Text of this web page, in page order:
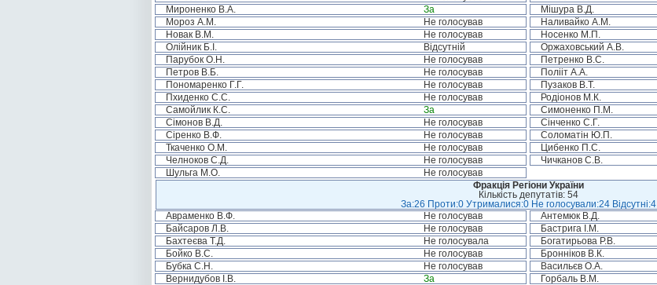
Мироненко В.А.
За Мішура В.Д.
Мороз А.М.
Не голосував Наливайко А.М.
Новак В.М.
Не голосував Носенко М.П.
Олійник Б.І.
Відсутній Оржаховський А.В.
Парубок О.Н.
Не голосував Петренко В.С.
Петров В.Б.
Не голосував Полііт А.А.
Пономаренко Г.Г.
Не голосував Пузаков В.Т.
Пхиденко С.С.
Не голосував Родіонов М.К.
Самойлик К.С.
За Симоненко П.М.
Сімонов В.Д.
Не голосував Сінченко С.Г.
Сіренко В.Ф.
Не голосував Соломатін Ю.П.
Ткаченко О.М.
Не голосував Цибенко П.С.
Челноков С.Д.
Не голосував Чичканов С.В.
Шульга М.О.
Не голосував
Фракція Регіони України
Кількість депутатів: 54
За:26 Проти:0 Утрималися:0 Не голосували:24 Відсутні:4
Авраменко В.Ф.
Не голосував Антемюк В.Д.
Байсаров Л.В.
Не голосував Бастрига І.М.
Бахтеєва Т.Д.
Не голосувала Богатирьова Р.В.
Бойко В.С.
Не голосував Бронніков В.К.
Бубка С.Н.
Не голосував Васильєв О.А.
Вернидубов І.В.
За Горбаль В.М.